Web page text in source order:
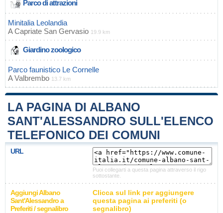
Parco di attrazioni
Minitalia Leolandia
ACapriate San Gervasio 19.9 km
Giardino zoologico
Parco faunistico Le Cornelle
AValbrembo 13.7 km
LA PAGINA DI ALBANO
SANT'ALESSANDRO SULL'ELENCO
TELEFONICO DEI COMUNI
URL
Puoi collegarti a questa pagina attraverso il rigo
sottostante.
Aggiungi Albano
Sant'Alessandro a
Preferiti / segnalibro
Clicca sul link per aggiungere
questa pagina ai preferiti (o
segnalibro)